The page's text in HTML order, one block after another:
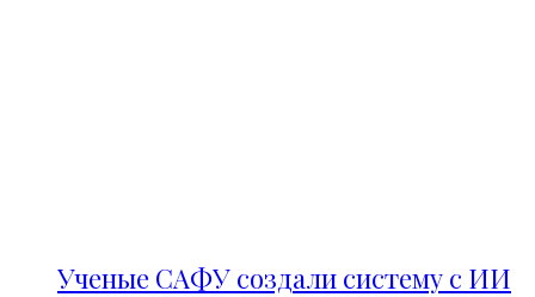
Ученые САФУ создали систему с ИИ